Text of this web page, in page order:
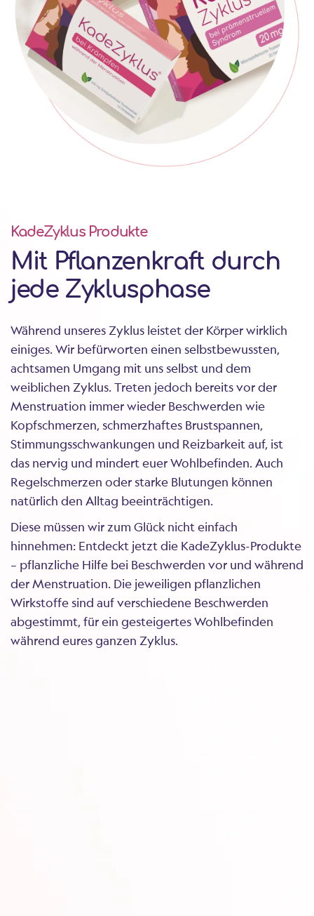
KadeZyklus Produkte
Mit Pflanzenkraft durch
jede Zyklusphase
Während unseres Zyklus leistet der Körper wirklich
einiges. Wir befürworten einen selbstbewussten,
achtsamen Umgang mit uns selbst und dem
weiblichen Zyklus. Treten jedoch bereits vor der
Menstruation immer wieder Beschwerden wie
Kopfschmerzen, schmerzhaftes Brustspannen,
Stimmungsschwankungen und Reizbarkeit auf, ist
das nervig und mindert euer Wohlbefinden. Auch
Regelschmerzen oder starke Blutungen können
natürlich den Alltag beeinträchtigen.
Diese müssen wir zum Glück nicht einfach
hinnehmen: Entdeckt jetzt die KadeZyklus-Produkte
– pflanzliche Hilfe bei Beschwerden vor und während
der Menstruation. Die jeweiligen pflanzlichen
Wirkstoffe sind auf verschiedene Beschwerden
abgestimmt, für ein gesteigertes Wohlbefinden
während eures ganzen Zyklus.